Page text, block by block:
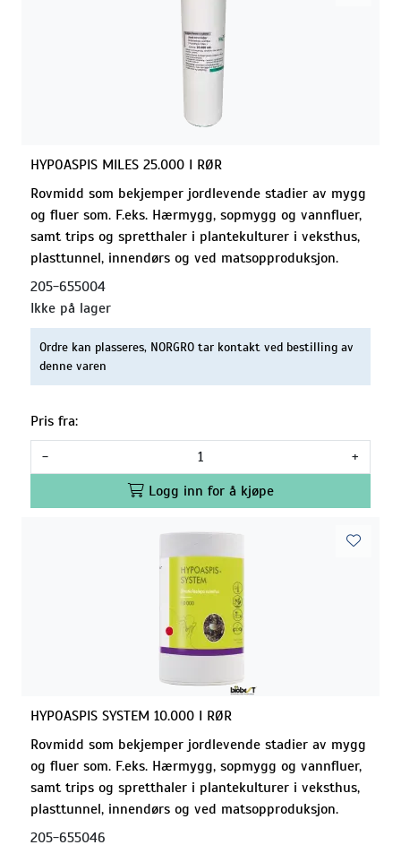
HYPOASPIS MILES 25.000 I RØR
Rovmidd som bekjemper jordlevende stadier av mygg
og fluer som. F.eks. Hærmygg, sopmygg og vannfluer,
samt trips og spretthaler i plantekulturer i veksthus,
plasttunnel, innendørs og ved matsopproduksjon.
205-655004
Ikke på lager
Ordre kan plasseres, NORGRO tar kontakt ved bestilling av
denne varen
Pris fra:
-
+
Logg inn for å kjøpe
HYPOASPIS SYSTEM 10.000 I RØR
Rovmidd som bekjemper jordlevende stadier av mygg
og fluer som. F.eks. Hærmygg, sopmygg og vannfluer,
samt trips og spretthaler i plantekulturer i veksthus,
plasttunnel, innendørs og ved matsopproduksjon.
205-655046